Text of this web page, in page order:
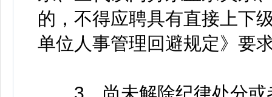
的，不得应聘具有直接上下
单位人事管理回避规定》要